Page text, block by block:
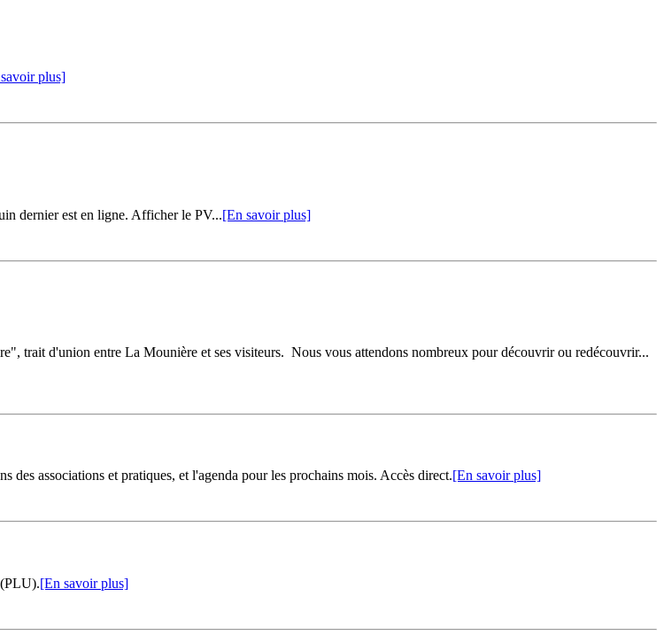
plus]
dernier est en ligne. Afficher le PV...[En savoir plus]
trait d'union entre La Mounière et ses visiteurs. Nous vous attendons nombreux pour découvrir ou redécouvrir...
associations et pratiques, et l'agenda pour les prochains mois. Accès direct.[En savoir plus]
[En savoir plus]